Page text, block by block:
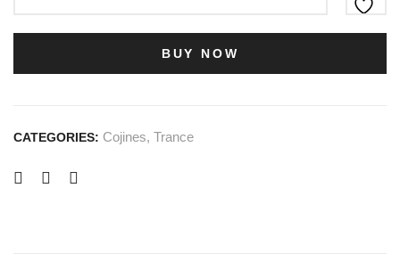
BUY NOW
CATEGORIES: Cojines, Trance